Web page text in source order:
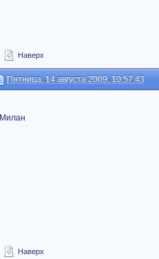
Наверх
Пятница, 14 августа 2009, 10:57:43
Милан
Наверх